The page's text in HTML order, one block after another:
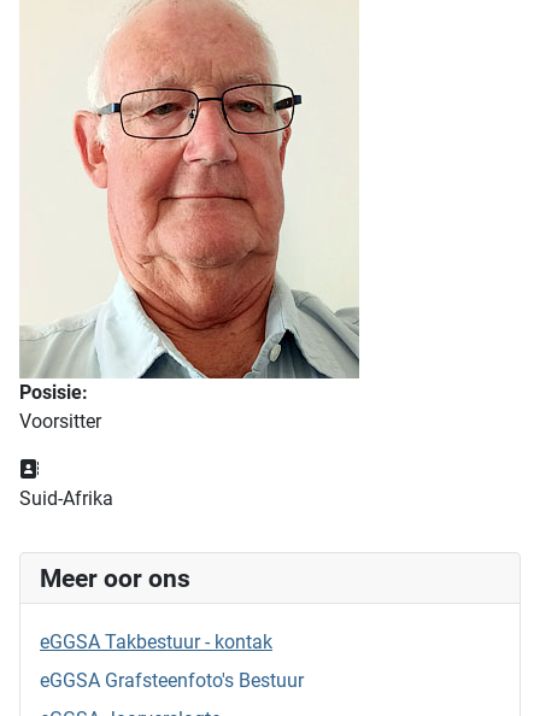
Meer oor ons
eGGSA Takbestuur - kontak
eGGSA Grafsteenfoto's Bestuur
Posisie:
Voorsitter
Adres:
Suid-Afrika